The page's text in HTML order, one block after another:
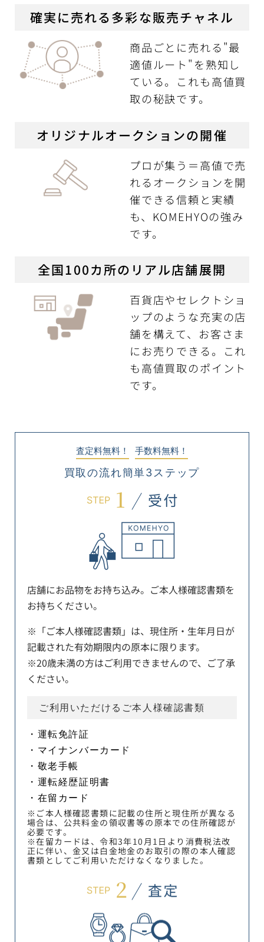
確実に売れる多彩な販売チャネル
商品ごとに売れる"最
適値ルート"を熟知し
ている。これも高値買
取の秘訣です。
オリジナルオークションの開催
プロが集う＝高値で売
れるオークションを開
催できる信頼と実績
も、KOMEHYOの強み
です。
全国100カ所のリアル店舗展開
百貨店やセレクトショ
ップのような充実の店
舗を構えて、お客さま
にお売りできる。これ
も高値買取のポイント
です。
査定料無料！ 手数料無料！
買取の流れ簡単3ステップ
店舗にお品物をお持ち込み。ご本人様確認書類を
お持ちください。
※「ご本人様確認書類」は、現住所・生年月日が
記載された有効期限内の原本に限ります。
※20歳未満の方はご利用できませんので、ご了承
ください。
ご利用いただけるご本人様確認書類
・運転免許証
・マイナンバーカード
・敬老手帳
・運転経歴証明書
・在留カード
※ご本人様確認書類に記載の住所と現住所が異なる
場合は、公共料金の領収書等の原本での住所確認が
必要です。
※在留カードは、令和3年10月1日より消費税法改
正に伴い、金又は白金地金のお取引の際の本人確認
書類としてご利用いただけなくなりました。